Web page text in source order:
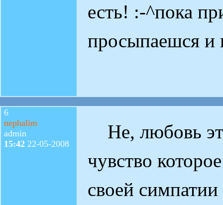
есть! :-^пока
просыпаешся
6
nephalim
admin
15:42 22-05-2008
Не, любовь
чувство
своей